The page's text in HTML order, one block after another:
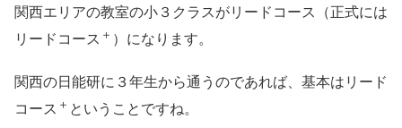
関西エリアの教室の小３クラスがリードコース（正式には
リードコース ＋ ）になります。
関西の日能研に３年生から通うのであれば、基本はリード
コース ＋ ということですね。